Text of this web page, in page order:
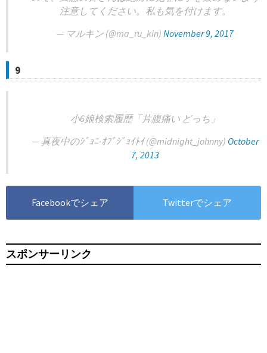
注意してください。私も気を付けます。
— マルキン (@ma_ru_kin) November 9, 2017
9
小6娘検索履歴「片腹痛い どっち」
— 真夜中のｼﾞｮﾆ-ｵﾌﾞｼﾞｮｲﾄｲ (@midnight_johnny) October
7, 2013
Facebookでシェア Twitterでシェア
スポンサーリンク